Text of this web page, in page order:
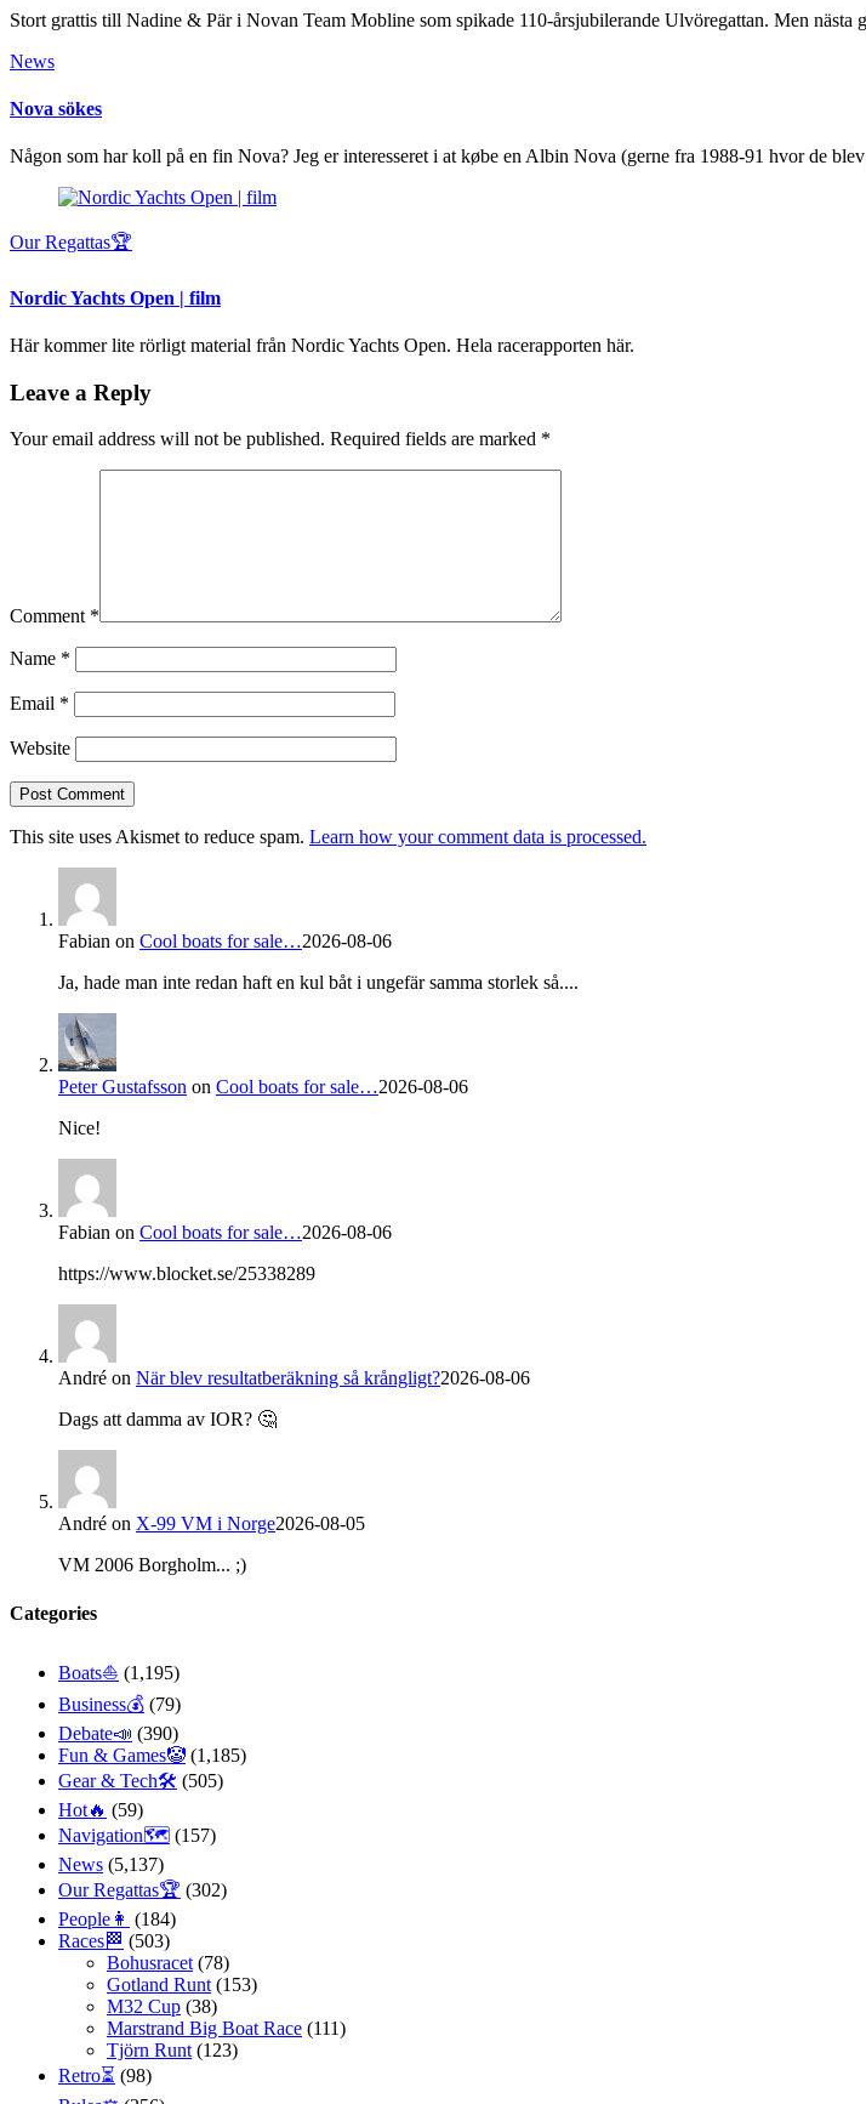
Stort grattis till Nadine & Pär i Novan Team Mobline som spikade 110-årsjubilerande Ulvöregattan. Men nästa
News
Nova sökes
Någon som har koll på en fin Nova? Jeg er interesseret i at købe en Albin Nova (gerne fra 1988-91 hvor de
Our Regattas🏆
Nordic Yachts Open | film
Här kommer lite rörligt material från Nordic Yachts Open. Hela racerapporten här.
Leave a Reply
Your email address will not be published. Required fields are marked *
Comment *
Name *
Email *
Website
This site uses Akismet to reduce spam. Learn how your comment data is processed.
Fabian on Cool boats for sale…2026-08-06
Ja, hade man inte redan haft en kul båt i ungefär samma storlek så....
Peter Gustafsson on Cool boats for sale…2026-08-06
Nice!
Fabian on Cool boats for sale…2026-08-06
https://www.blocket.se/25338289
André on När blev resultatberäkning så krångligt?2026-08-06
Dags att damma av IOR? 🤔
André on X-99 VM i Norge2026-08-05
VM 2006 Borgholm... ;)
Categories
Boats⛵️ (1,195)
Business💰 (79)
Debate📣 (390)
Fun & Games🤡 (1,185)
Gear & Tech🛠 (505)
Hot🔥 (59)
Navigation🗺 (157)
News (5,137)
Our Regattas🏆 (302)
People👩 (184)
Races🏁 (503)
Bohusracet (78)
Gotland Runt (153)
M32 Cup (38)
Marstrand Big Boat Race (111)
Tjörn Runt (123)
Retro⏳ (98)